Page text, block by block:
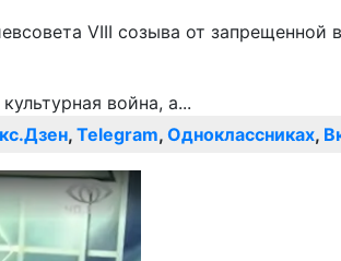
VIII созыва от
, Telegram, Одноклассниках,